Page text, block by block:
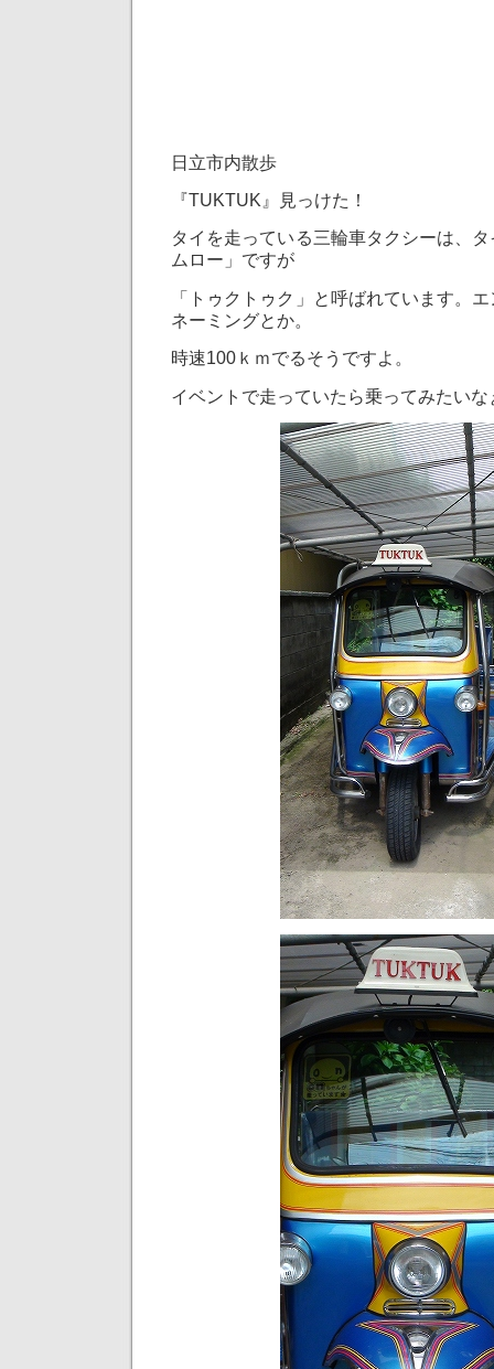
日立市内散歩
『TUKTUK』見っけた！
タイを走っている三輪車タクシーは、
ムロー」ですが
「トゥクトゥク」と呼ばれています。
ネーミングとか。
時速100ｋｍでるそうですよ。
イベントで走っていたら乗ってみたいな